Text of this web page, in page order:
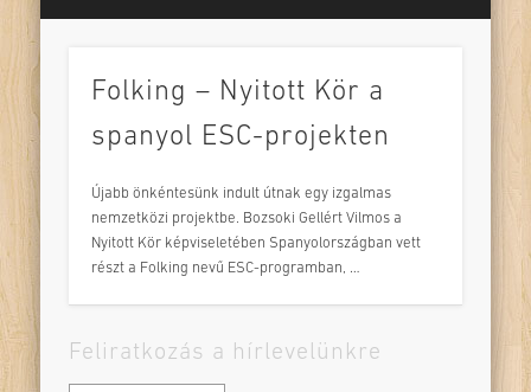
Folking – Nyitott Kör a
spanyol ESC-projekten
Újabb önkéntesünk indult útnak egy izgalmas
nemzetközi projektbe. Bozsoki Gellért Vilmos a
Nyitott Kör képviseletében Spanyolországban vett
részt a Folking nevű ESC-programban, …
Feliratkozás a hírlevelünkre